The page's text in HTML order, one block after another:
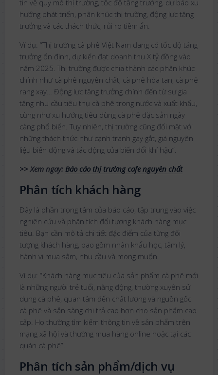
tin về quy mô thị trường, tốc độ tăng trưởng, dự báo xu
hướng phát triển, phân khúc thị trường, động lực tăng
trưởng và các thách thức, rủi ro tiềm ẩn.
Ví dụ: “Thị trường cà phê Việt Nam đang có tốc độ tăng
trưởng ổn định, dự kiến đạt doanh thu X tỷ đồng vào
năm 2025. Thị trường được chia thành các phân khúc
chính như cà phê nguyên chất, cà phê hòa tan, cà phê
rang xay… Động lực tăng trưởng chính đến từ sự gia
tăng nhu cầu tiêu thụ cà phê trong nước và xuất khẩu,
cũng như xu hướng tiêu dùng cà phê đặc sản ngày
càng phổ biến. Tuy nhiên, thị trường cũng đối mặt với
những thách thức như cạnh tranh gay gắt, giá nguyên
liệu biến động và tác động của biến đổi khí hậu”.
>> Xem ngay: Báo cáo thị trường cafe nguyên chất
Phân tích khách hàng
Đây là phần trọng tâm của báo cáo, tập trung vào việc
nghiên cứu và phân tích đối tượng khách hàng mục
tiêu. Bạn cần mô tả chi tiết đặc điểm của từng đối
tượng khách hàng, bao gồm nhân khẩu học, tâm lý,
hành vi mua sắm, nhu cầu và mong muốn.
Ví dụ: “Khách hàng mục tiêu của sản phẩm cà phê mới
là những người trẻ tuổi, năng động, thường xuyên sử
dụng cà phê, quan tâm đến chất lượng và nguồn gốc
cà phê và sẵn sàng chi trả cao hơn cho sản phẩm cao
cấp. Họ thường tìm kiếm thông tin về sản phẩm trên
mạng xã hội và thường mua hàng online hoặc tại các
quán cà phê”.
Phân tích sản phẩm/dịch vụ